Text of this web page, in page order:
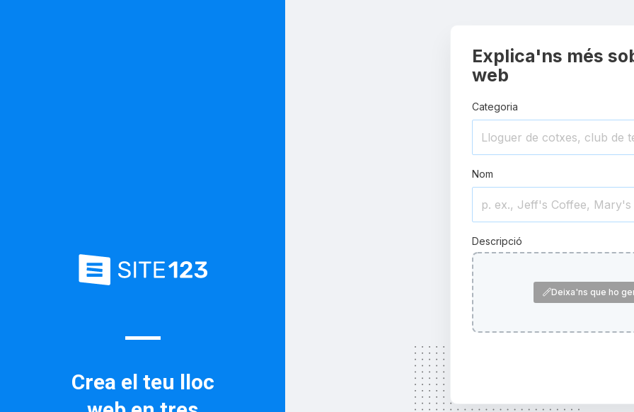
Crea el teu lloc
Explica'ns més
web
Categoria
Nom
Descripció
Deixa'ns que ho